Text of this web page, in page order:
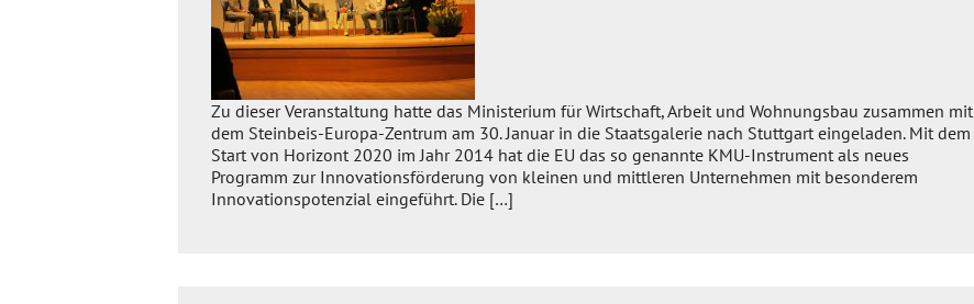
Mittelstand
Zu dieser Veranstaltung hatte das Ministerium für Wirtschaft, Arbeit und Wohnungsbau zusammen mit
dem Steinbeis-Europa-Zentrum am 30. Januar in die Staatsgalerie nach Stuttgart eingeladen. Mit dem
Start von Horizont 2020 im Jahr 2014 hat die EU das so genannte KMU-Instrument als neues
Programm zur Innovationsförderung von kleinen und mittleren Unternehmen mit besonderem
Innovationspotenzial eingeführt. Die […]